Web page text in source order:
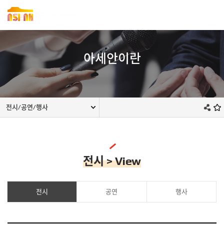
아세안이란
전시/공연/행사
전시 > View
전시 공연 행사